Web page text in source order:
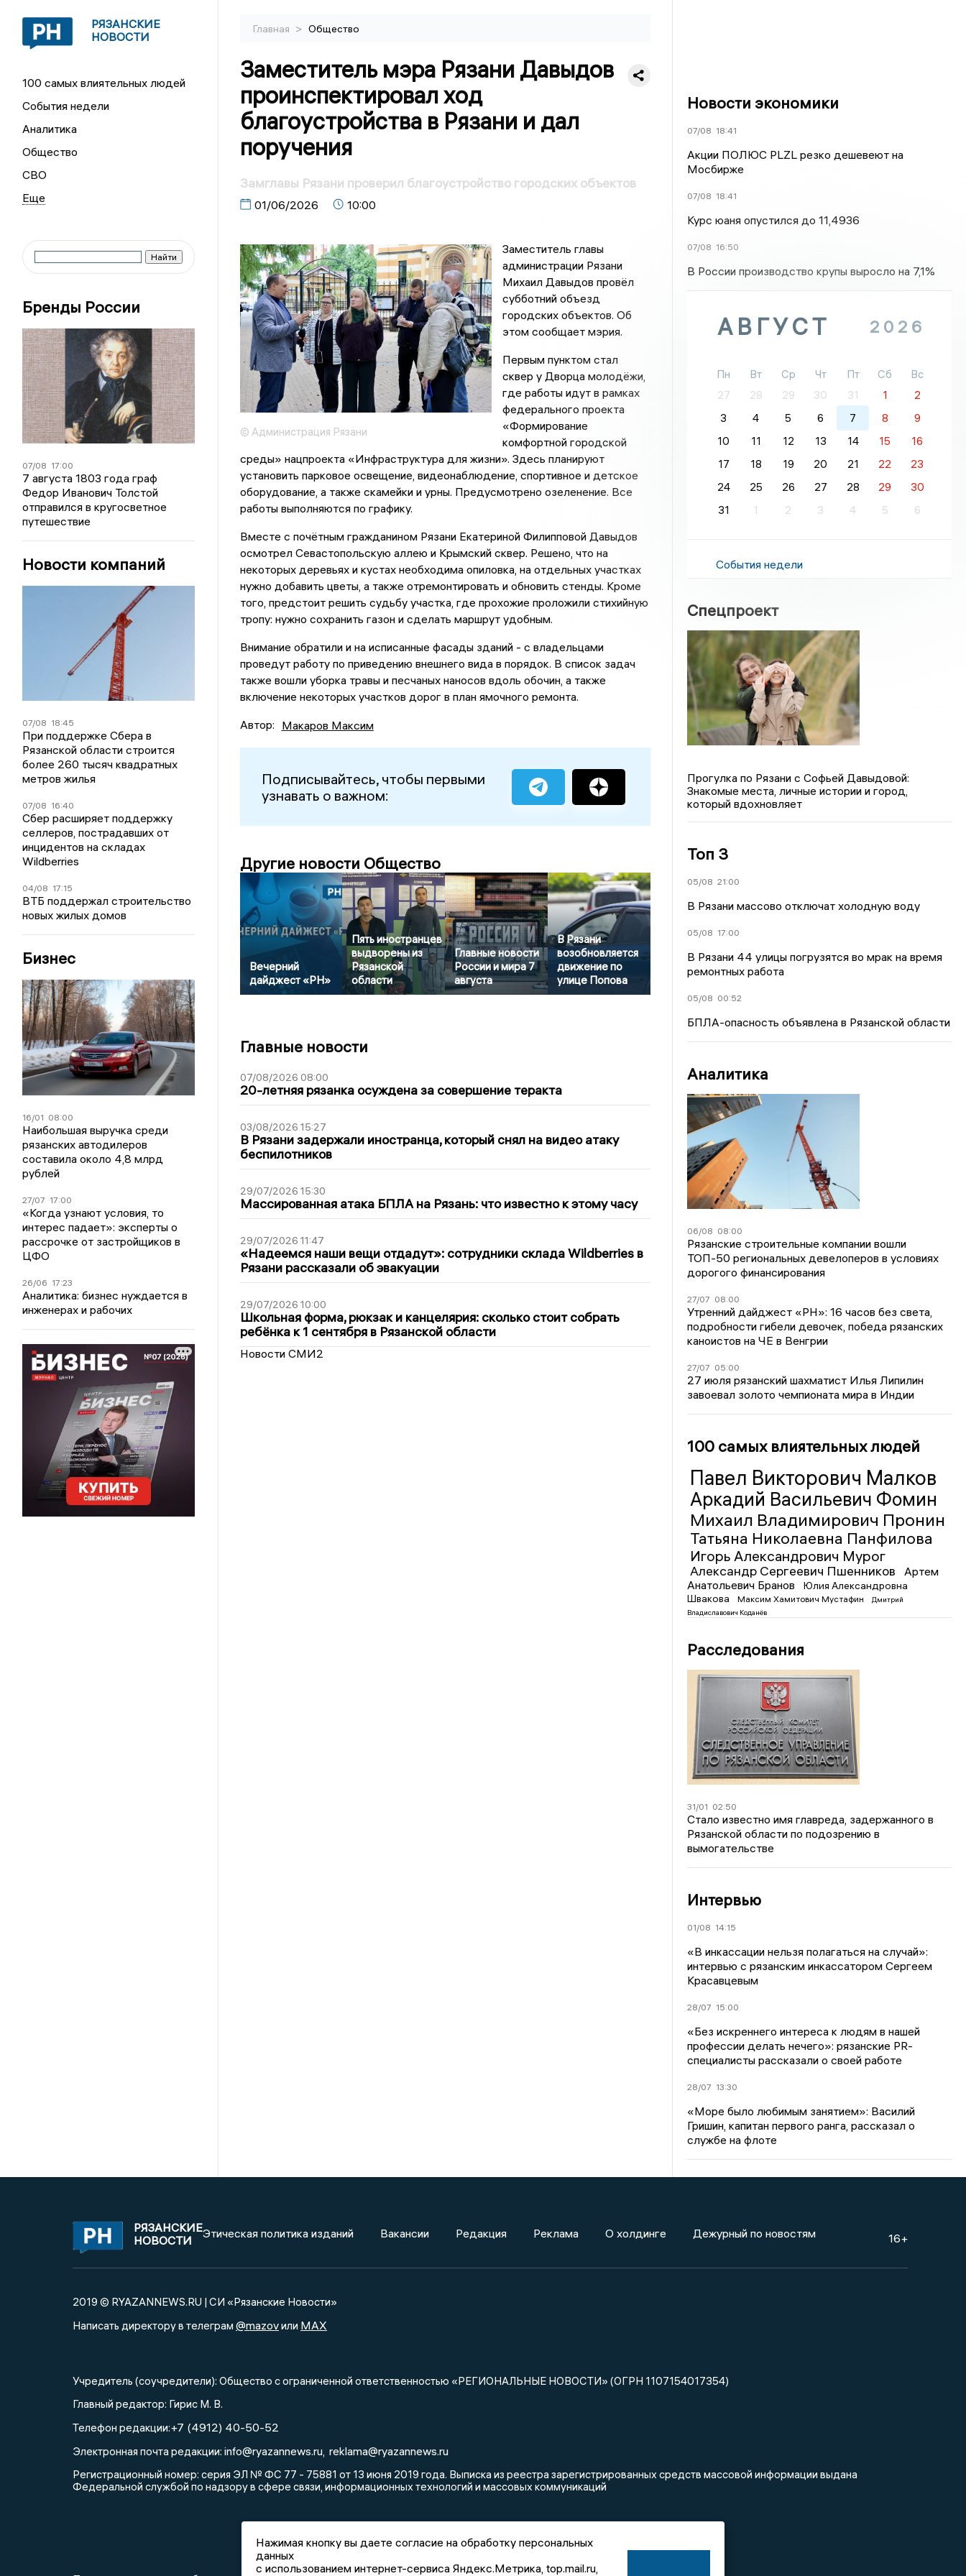
РЯЗАНСКИЕ
НОВОСТИ
100 самых влиятельных людей
События недели
Аналитика
Общество
СВО
Бренды России
07/08 17:00
7 августа 1803 года граф
Федор Иванович Толстой
отправился в кругосветное
путешествие
Новости компаний
07/08 18:45
При поддержке Сбера в
Рязанской области строится
более 260 тысяч квадратных
метров жилья
07/08 16:40
Сбер расширяет поддержку
селлеров, пострадавших от
инцидентов на складах
Wildberries
04/08 17:15
ВТБ поддержал строительство
новых жилых домов
Бизнес
16/01 08:00
Наибольшая выручка среди
рязанских автодилеров
составила около 4,8 млрд
рублей
27/07 17:00
«Когда узнают условия, то
интерес падает»: эксперты о
рассрочке от застройщиков в
ЦФО
26/06 17:23
Аналитика: бизнес нуждается в
инженерах и рабочих
Главная > Общество
Заместитель мэра Рязани Давыдов
проинспектировал ход
благоустройства в Рязани и дал
поручения
Замглавы Рязани проверил благоустройство городских объектов
01/06/2026 10:00
© Администрация Рязани
Заместитель главы
администрации Рязани
Михаил Давыдов провёл
субботний объезд
городских объектов. Об
этом сообщает мэрия.
Первым пунктом стал
сквер у Дворца молодёжи,
где работы идут в рамках
федерального проекта
«Формирование
комфортной городской
среды» нацпроекта «Инфраструктура для жизни». Здесь планируют
установить парковое освещение, видеонаблюдение, спортивное и детское
оборудование, а также скамейки и урны. Предусмотрено озеленение. Все
работы выполняются по графику.
Вместе с почётным гражданином Рязани Екатериной Филипповой Давыдов
осмотрел Севастопольскую аллею и Крымский сквер. Решено, что на
некоторых деревьях и кустах необходима опиловка, на отдельных участках
нужно добавить цветы, а также отремонтировать и обновить стенды. Кроме
того, предстоит решить судьбу участка, где прохожие проложили стихийную
тропу: нужно сохранить газон и сделать маршрут удобным.
Внимание обратили и на исписанные фасады зданий - с владельцами
проведут работу по приведению внешнего вида в порядок. В список задач
также вошли уборка травы и песчаных наносов вдоль обочин, а также
включение некоторых участков дорог в план ямочного ремонта.
Автор: Макаров Максим
Подписывайтесь, чтобы первыми
узнавать о важном:
Другие новости Общество
Вечерний
дайджест «РН»
Пять иностранцев
выдворены из
Рязанской
области
Главные новости
России и мира 7
августа
В Рязани
возобновляется
движение по
улице Попова
Главные новости
07/08/2026 08:00
20-летняя рязанка осуждена за совершение теракта
03/08/2026 15:27
В Рязани задержали иностранца, который снял на видео атаку
беспилотников
29/07/2026 15:30
Массированная атака БПЛА на Рязань: что известно к этому часу
29/07/2026 11:47
«Надеемся наши вещи отдадут»: сотрудники склада Wildberries в
Рязани рассказали об эвакуации
29/07/2026 10:00
Школьная форма, рюкзак и канцелярия: сколько стоит собрать
ребёнка к 1 сентября в Рязанской области
Новости СМИ2
Новости экономики
07/08 18:41
Акции ПОЛЮС PLZL резко дешевеют на
Мосбирже
07/08 18:41
Курс юаня опустился до 11,4936
07/08 16:50
В России производство крупы выросло на 7,1%
АВГУСТ 2026
Пн Вт Ср Чт Пт Сб
Вс
27
28 29 30 31 1
2
3
4 5 6 7 8
9
10
11 12 13 14 15
16
17
18 19 20 21 22
23
24
25 26 27 28 29
30
31
1 2 3 4 5 6
События недели
Спецпроект
Прогулка по Рязани с Софьей Давыдовой:
Знакомые места, личные истории и город,
который вдохновляет
Топ 3
05/08 21:00
В Рязани массово отключат холодную воду
05/08 17:00
В Рязани 44 улицы погрузятся во мрак на время
ремонтных работа
05/08 00:52
БПЛА-опасность объявлена в Рязанской области
Аналитика
06/08 08:00
Рязанские строительные компании вошли
ТОП-50 региональных девелоперов в условиях
дорогого финансирования
27/07 08:00
Утренний дайджест «РН»: 16 часов без света,
подробности гибели девочек, победа рязанских
каноистов на ЧЕ в Венгрии
27/07 05:00
27 июля рязанский шахматист Илья Липилин
завоевал золото чемпионата мира в Индии
100 самых влиятельных людей
Павел Викторович Малков
Аркадий Васильевич Фомин
Михаил Владимирович Пронин
Татьяна Николаевна Панфилова
Игорь Александрович Мурог
Александр Сергеевич Пшенников
Артем
Анатольевич Бранов
Юлия Александровна
Швакова
Максим Хамитович Мустафин
Дмитрий
Владиславович Коданёв
Расследования
31/01 02:50
Стало известно имя главреда, задержанного в
Рязанской области по подозрению в
вымогательстве
Интервью
01/08 14:15
«В инкассации нельзя полагаться на случай»:
интервью с рязанским инкассатором Сергеем
Красавцевым
28/07 15:00
«Без искреннего интереса к людям в нашей
профессии делать нечего»: рязанские PR-
специалисты рассказали о своей работе
28/07 13:30
«Море было любимым занятием»: Василий
Гришин, капитан первого ранга, рассказал о
службе на флоте
РЯЗАНСКИЕ
НОВОСТИ
Этическая политика изданий Вакансии Редакция Реклама О холдинге Дежурный по новостям 16+
2019 © RYAZANNEWS.RU | СИ «Рязанские Новости»
Написать директору в телеграм @mazovили MAX
Учредитель (соучредители): Общество с ограниченной ответственностью «РЕГИОНАЛЬНЫЕ НОВОСТИ» (ОГРН 1107154017354)
Главный редактор: Гирис М. В.
Телефон редакции:+7 (4912) 40-50-52
Электронная почта редакции: info@ryazannews.ru reklama@ryazannews.ru
Регистрационный номер: серия ЭЛ № ФС 77 - 75881 от 13 июня 2019 года. Выписка из реестра зарегистрированных средств массовой информации выдана
Федеральной службой по надзору в сфере связи, информационных технологий и массовых коммуникаций
Нажимая кнопку вы даете согласие на обработку персональных
данных
с использованием интернет-сервиса Яндекс.Метрика, top.mail.ru,